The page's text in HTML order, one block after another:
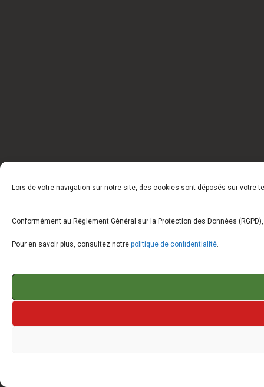
Lors de votre navigation sur notre site, des cookies sont déposés sur votre
Conformément au Règlement Général sur la Protection des Données
Pour en savoir plus, consultez notre politique de confidentialité.